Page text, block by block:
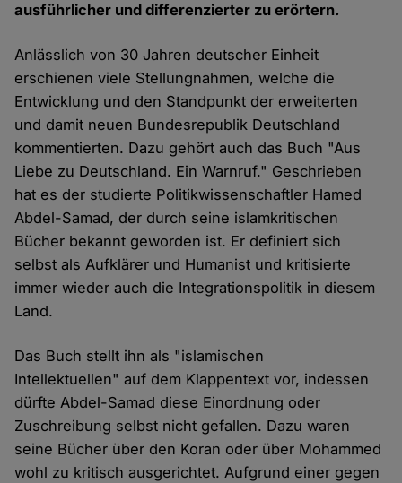
ausführlicher und differenzierter zu erörtern.
Anlässlich von 30 Jahren deutscher Einheit
erschienen viele Stellungnahmen, welche die
Entwicklung und den Standpunkt der erweiterten
und damit neuen Bundesrepublik Deutschland
kommentierten. Dazu gehört auch das Buch "Aus
Liebe zu Deutschland. Ein Warnruf." Geschrieben
hat es der studierte Politikwissenschaftler Hamed
Abdel-Samad, der durch seine islamkritischen
Bücher bekannt geworden ist. Er definiert sich
selbst als Aufklärer und Humanist und kritisierte
immer wieder auch die Integrationspolitik in diesem
Land.
Das Buch stellt ihn als "islamischen
Intellektuellen" auf dem Klappentext vor, indessen
dürfte Abdel-Samad diese Einordnung oder
Zuschreibung selbst nicht gefallen. Dazu waren
seine Bücher über den Koran oder über Mohammed
wohl zu kritisch ausgerichtet. Aufgrund einer gegen